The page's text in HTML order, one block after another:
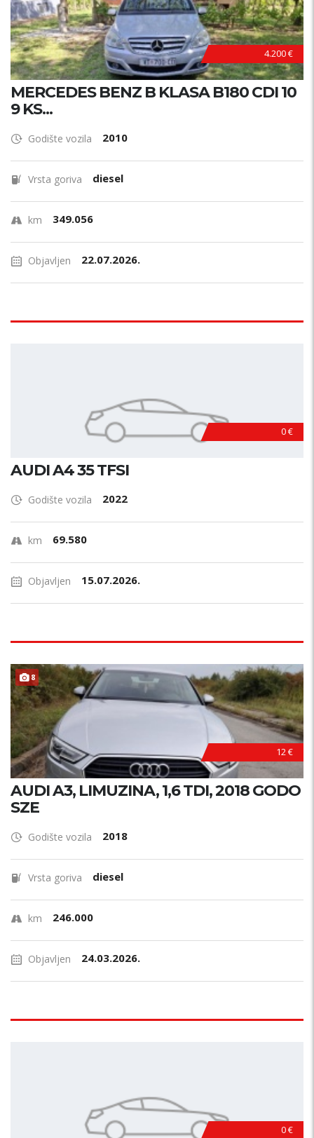
4.200 €
MERCEDES BENZ B KLASA B180 CDI 10
9 KS...
Godište vozila 2010
Vrsta goriva diesel
km 349.056
Objavljen 22.07.2026.
0 €
AUDI A4 35 TFSI
Godište vozila 2022
km 69.580
Objavljen 15.07.2026.
8
12 €
AUDI A3, LIMUZINA, 1,6 TDI, 2018 GODO
SZE
Godište vozila 2018
Vrsta goriva diesel
km 246.000
Objavljen 24.03.2026.
0 €